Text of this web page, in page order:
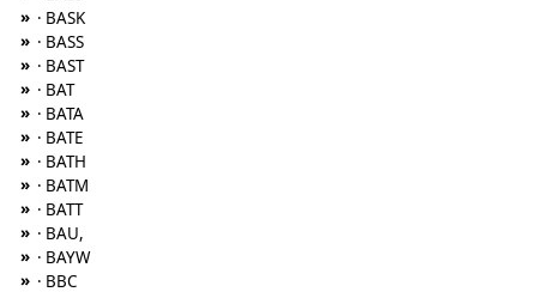
» · BASK
» · BASS
» · BAST
» · BAT
» · BATA
» · BATE
» · BATH
» · BATM
» · BATT
» · BAU,
» · BAYW
» · BBC